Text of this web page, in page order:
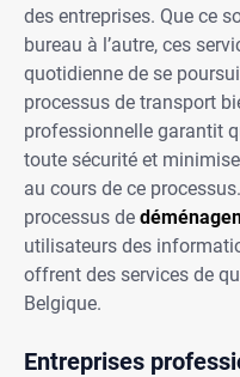
des entreprises. Que ce
bureau à l’autre, ces
quotidienne de se
processus de transport
professionnelle garantit
toute sécurité et
au cours de ce
processus de
utilisateurs des
offrent des services de
Belgique.
Entreprises